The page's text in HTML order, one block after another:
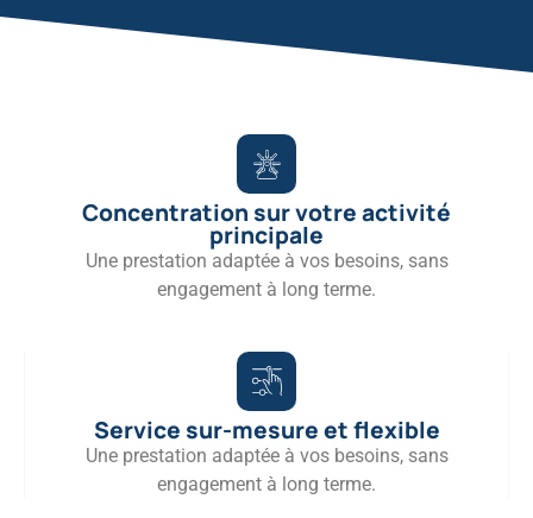
Concentration sur votre activité
principale
Une prestation adaptée à vos besoins, sans
engagement à long terme.
Service sur-mesure et flexible
Une prestation adaptée à vos besoins, sans
engagement à long terme.